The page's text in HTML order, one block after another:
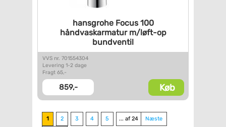
hansgrohe Focus 100
håndvaskarmatur m/løft-op
bundventil
VVS nr. 701554304
Levering 1-2 dage
Fragt 65,-
859,- Køb
1 2 3 4 5 ... af 24 Næste